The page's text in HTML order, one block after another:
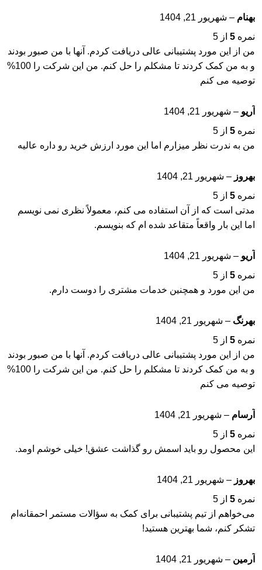
بهنام – شهریور 21, 1404
نمره 5 از 5
من از این مورد پشتیبانی عالی دریافت کردم. آنها با من صبور بودند
و به من کمک کردند تا مشکلم را حل کنم. من این شرکت را 100%
توصیه می کنم
آریو – شهریور 21, 1404
نمره 5 از 5
من به ندرت نظر میزارم اما این مورد ارزش خرید رو داره عالیه
بهروز – شهریور 21, 1404
نمره 5 از 5
مدتی است که از آن استفاده می کنم، معمولاً نظری نمی نویسم
اما این بار واقعاً متقاعد شده ام که بنویسم.
آریو – شهریور 21, 1404
نمره 5 از 5
من این مورد و همچنین خدمات مشتری را دوست دارم.
بهرنگ – شهریور 21, 1404
نمره 5 از 5
من از این مورد پشتیبانی عالی دریافت کردم. آنها با من صبور بودند
و به من کمک کردند تا مشکلم را حل کنم. من این شرکت را 100%
توصیه می کنم
آرسام – شهریور 21, 1404
نمره 5 از 5
این محصول رو باید اسمش رو گذاشت عشق! خیلی خوشم اومد.
بهروز – شهریور 21, 1404
نمره 5 از 5
می‌خواهم از تیم پشتیبانی برای کمک به سؤالات مستمر احمقانه‌ام
تشکر کنم، شما بهترین هستید!
آرمین – شهریور 21, 1404